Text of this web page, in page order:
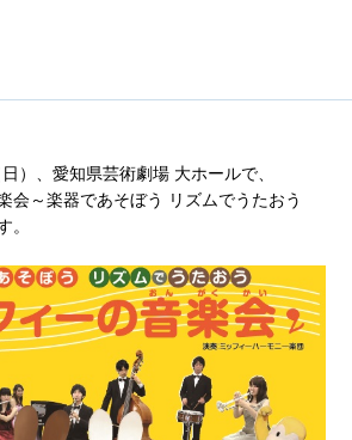
）、愛知県芸術劇場 大ホールで、
会～楽器であそぼう リズムでうたおう
。